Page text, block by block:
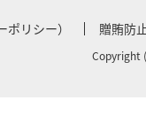
リシー） 贈賄防
Copyright